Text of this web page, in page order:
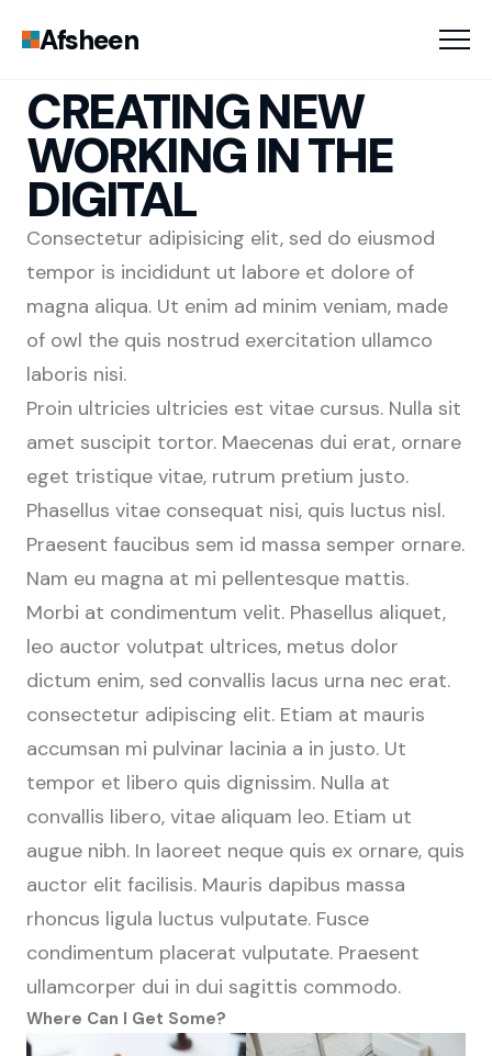
Afsheen
CREATING NEW
WORKING IN THE
DIGITAL
Consectetur adipisicing elit, sed do eiusmod
tempor is incididunt ut labore et dolore of
magna aliqua. Ut enim ad minim veniam, made
of owl the quis nostrud exercitation ullamco
laboris nisi.
Proin ultricies ultricies est vitae cursus. Nulla sit
amet suscipit tortor. Maecenas dui erat, ornare
eget tristique vitae, rutrum pretium justo.
Phasellus vitae consequat nisi, quis luctus nisl.
Praesent faucibus sem id massa semper ornare.
Nam eu magna at mi pellentesque mattis.
Morbi at condimentum velit. Phasellus aliquet,
leo auctor volutpat ultrices, metus dolor
dictum enim, sed convallis lacus urna nec erat.
consectetur adipiscing elit. Etiam at mauris
accumsan mi pulvinar lacinia a in justo. Ut
tempor et libero quis dignissim. Nulla at
convallis libero, vitae aliquam leo. Etiam ut
augue nibh. In laoreet neque quis ex ornare, quis
auctor elit facilisis. Mauris dapibus massa
rhoncus ligula luctus vulputate. Fusce
condimentum placerat vulputate. Praesent
ullamcorper dui in dui sagittis commodo.
Where Can I Get Some?